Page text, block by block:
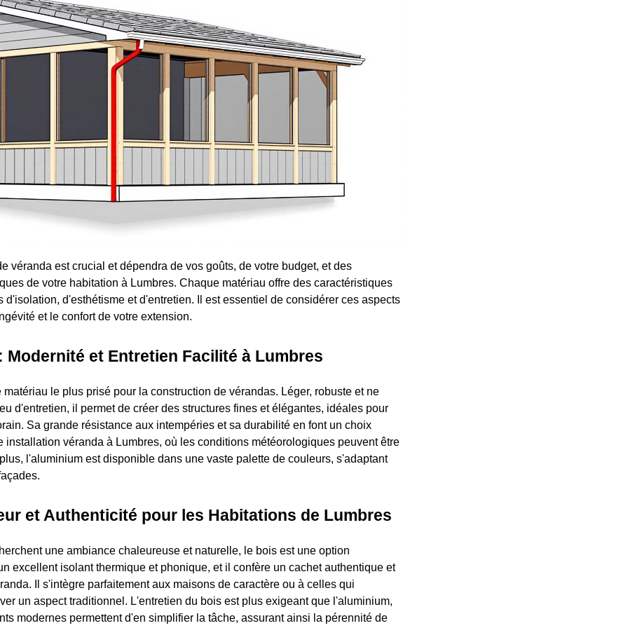
véranda est crucial et dépendra de vos goûts, de votre budget, et des
de votre habitation à Lumbres. Chaque matériau offre des caractéristiques
d'isolation, d'esthétisme et d'entretien. Il est essentiel de considérer ces aspects
et le confort de votre extension.
Modernité et Entretien Facilité à Lumbres
le plus prisé pour la construction de vérandas. Léger, robuste et ne
d'entretien, il permet de créer des structures fines et élégantes, idéales pour
Sa grande résistance aux intempéries et sa durabilité en font un choix
installation véranda à Lumbres, où les conditions météorologiques peuvent être
l'aluminium est disponible dans une vaste palette de couleurs, s'adaptant
et Authenticité pour les Habitations de Lumbres
une ambiance chaleureuse et naturelle, le bois est une option
excellent isolant thermique et phonique, et il confère un cachet authentique et
Il s'intègre parfaitement aux maisons de caractère ou à celles qui
un aspect traditionnel. L'entretien du bois est plus exigeant que l'aluminium,
modernes permettent d'en simplifier la tâche, assurant ainsi la pérennité de